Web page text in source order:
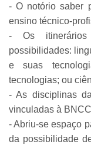
- O notório saber
ensino técnico-
- Os itinerários
possibilidades:
e suas
tecnologias; ou
- As disciplinas
vinculadas à
- Abriu-se espaço
da possibilidade